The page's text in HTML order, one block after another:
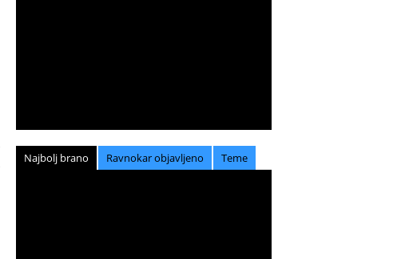
Najbolj brano Ravnokar objavljeno Teme